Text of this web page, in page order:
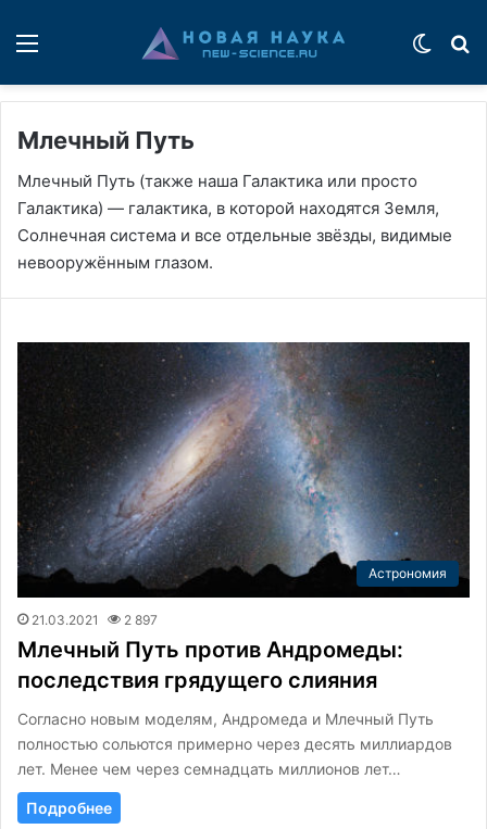
Млечный Путь
Млечный Путь (также наша Галактика или просто
Галактика) — галактика, в которой находятся Земля,
Солнечная система и все отдельные звёзды, видимые
невооружённым глазом.
Астрономия
21.03.2021 2 897
Млечный Путь против Андромеды:
последствия грядущего слияния
Согласно новым моделям, Андромеда и Млечный Путь
полностью сольются примерно через десять миллиардов
лет. Менее чем через семнадцать миллионов лет…
Подробнее